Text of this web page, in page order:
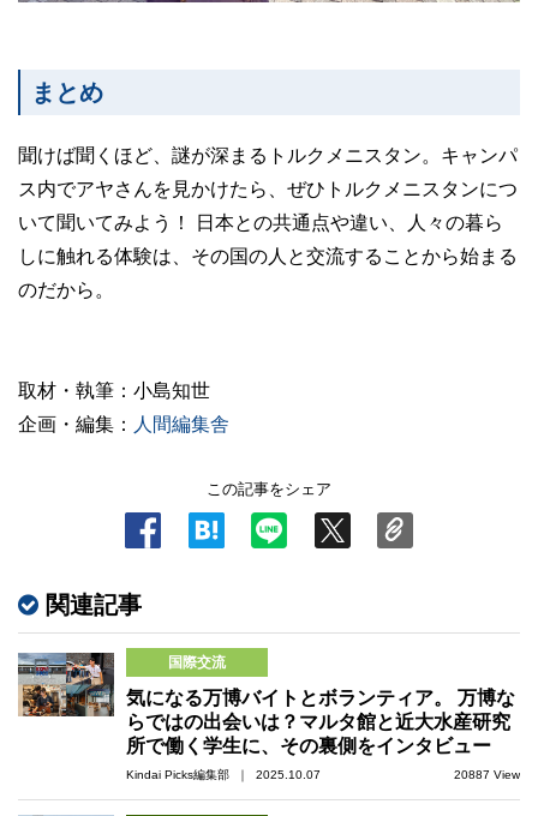
まとめ
聞けば聞くほど、謎が深まるトルクメニスタン。キャンパ
ス内でアヤさんを見かけたら、ぜひトルクメニスタンにつ
いて聞いてみよう！ 日本との共通点や違い、人々の暮ら
しに触れる体験は、その国の人と交流することから始まる
のだから。
取材・執筆：小島知世
企画・編集： 人間編集舎
この記事をシェア
関連記事
国際交流
気になる万博バイトとボランティア。 万博な
らではの出会いは？マルタ館と近大水産研究
所で働く学生に、その裏側をインタビュー
Kindai Picks編集部 ｜ 2025.10.07 20887 View